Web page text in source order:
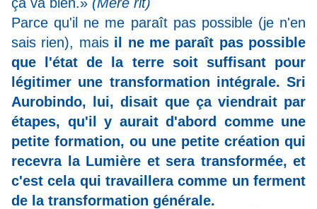
Parce qu'il ne me paraît pas possible (je n'en
sais rien), mais il ne me paraît pas possible
que l'état de la terre soit suffisant pour
légitimer une transformation intégrale. Sri
Aurobindo, lui, disait que ça viendrait par
étapes, qu'il y aurait d'abord comme une
petite formation, ou une petite création qui
recevra la Lumière et sera transformée, et
c'est cela qui travaillera comme un ferment
de la transformation générale.